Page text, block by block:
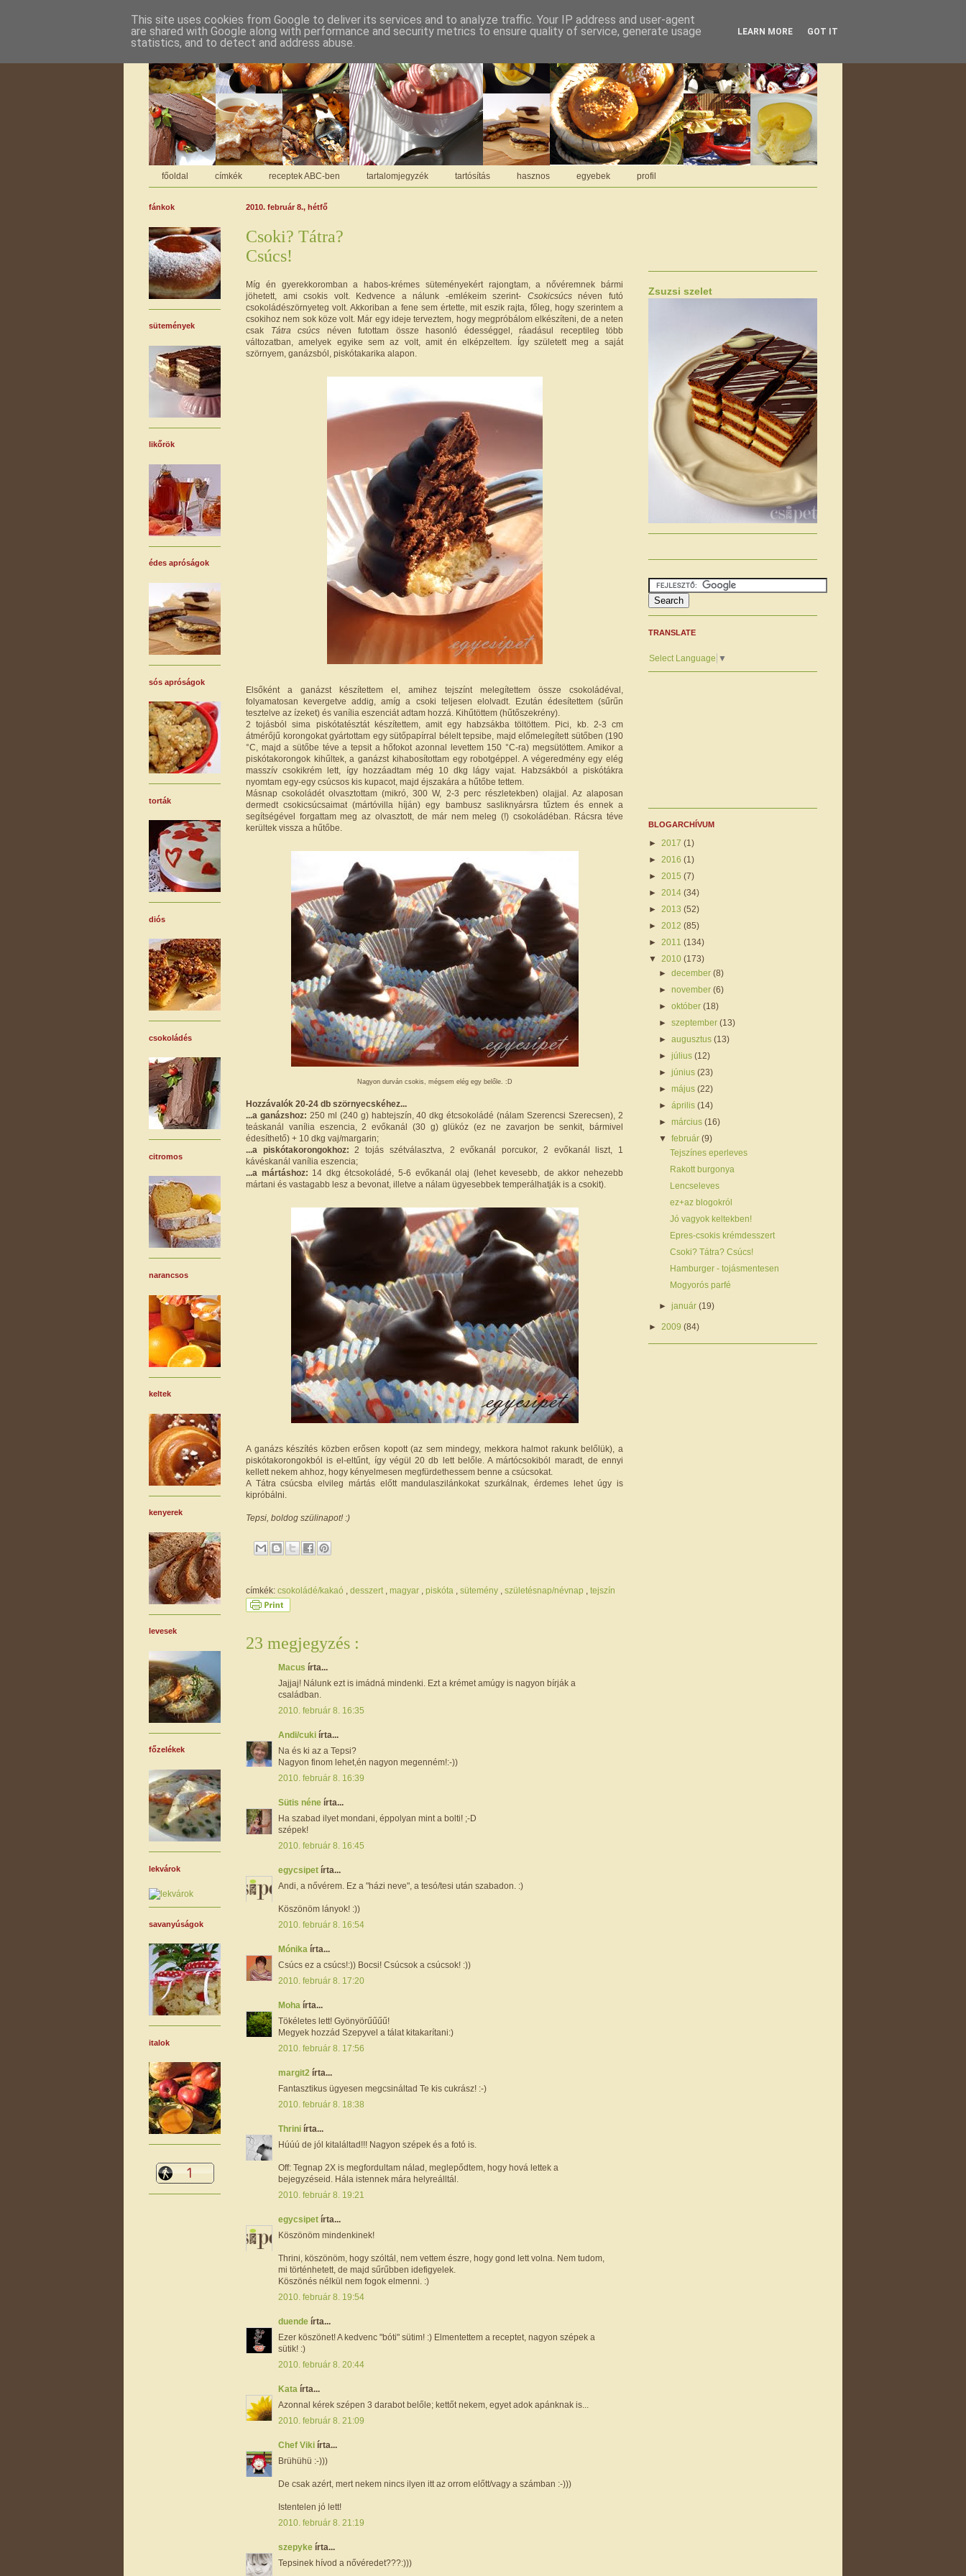
főoldal címkék receptek ABC-ben tartalomjegyzék tartósítás hasznos egyebek profil
2010. február 8., hétfő
Csoki? Tátra?
Csúcs!
Míg én gyerekkoromban a habos-krémes süteményekért rajongtam, a nővéremnek bármi
jöhetett, ami csokis volt. Kedvence a nálunk -emlékeim szerint- Csokicsúcsnéven futó
csokoládészörnyeteg volt. Akkoriban a fene sem értette, mit eszik rajta, főleg, hogy szerintem a
csokihoz nem sok köze volt. Már egy ideje terveztem, hogy megpróbálom elkészíteni, de a neten
csak
Tátra csúcs néven futottam össze hasonló édességgel, ráadásul receptileg több
változatban, amelyek egyike sem az volt, amit én elképzeltem. Így született meg a saját
szörnyem, ganázsból, piskótakarika alapon.
Elsőként a ganázst készítettem el, amihez tejszínt melegítettem össze csokoládéval,
folyamatosan kevergetve addig, amíg a csoki teljesen elolvadt. Ezután édesítettem (sűrűn
tesztelve az ízeket) és vanília eszenciát adtam hozzá. Kihűtöttem (hűtőszekrény).
2 tojásból sima piskótatésztát készítettem, amit egy habzsákba töltöttem. Pici, kb. 2-3 cm
átmérőjű korongokat gyártottam egy sütőpapírral bélelt tepsibe, majd előmelegített sütőben (190
°C, majd a sütőbe téve a tepsit a hőfokot azonnal levettem 150 °C-ra) megsütöttem. Amikor a
piskótakorongok kihűltek, a ganázst kihabosítottam egy robotgéppel. A végeredmény egy elég
masszív csokikrém lett, így hozzáadtam még 10 dkg lágy vajat. Habzsákból a piskótákra
nyomtam egy-egy csúcsos kis kupacot, majd éjszakára a hűtőbe tettem.
Másnap csokoládét olvasztottam (mikró, 300 W, 2-3 perc részletekben) olajjal. Az alaposan
dermedt csokicsúcsaimat (mártóvilla híján) egy bambusz sasliknyársra tűztem és ennek a
segítségével forgattam meg az olvasztott, de már nem meleg (!) csokoládéban. Rácsra téve
kerültek vissza a hűtőbe.
Nagyon durván csokis, mégsem elég egy belőle. :D
Hozzávalók 20-24 db szörnyecskéhez...
...a ganázshoz: 250 ml (240 g) habtejszín, 40 dkg étcsokoládé (nálam Szerencsi Szerecsen), 2
teáskanál vanília eszencia, 2 evőkanál (30 g) glükóz (ez ne zavarjon be senkit, bármivel
édesíthető) + 10 dkg vaj/margarin;
...a piskótakorongokhoz:2 tojás szétválasztva, 2 evőkanál porcukor, 2 evőkanál liszt, 1
kávéskanál vanília eszencia;
...a mártáshoz: 14 dkg étcsokoládé, 5-6 evőkanál olaj (lehet kevesebb, de akkor nehezebb
mártani és vastagabb lesz a bevonat, illetve a nálam ügyesebbek temperálhatják is a csokit).
A ganázs készítés közben erősen kopott (az sem mindegy, mekkora halmot rakunk belőlük), a
piskótakorongokból is el-eltűnt, így végül 20 db lett belőle. A mártócsokiból maradt, de ennyi
kellett nekem ahhoz, hogy kényelmesen megfürdethessem benne a csúcsokat.
A Tátra csúcsba elvileg mártás előtt mandulaszilánkokat szurkálnak, érdemes lehet úgy is
kipróbálni.
Tepsi, boldog szülinapot! :)
címkék: csokoládé/kakaó desszert magyar piskóta sütemény születésnap/névnap tejszín
23 megjegyzés :
Macus írta...
Jajjaj! Nálunk ezt is imádná mindenki. Ezt a krémet amúgy is nagyon bírják a
családban.
2010. február 8. 16:35
Andi/cuki írta...
Na és ki az a Tepsi?
Nagyon finom lehet,én nagyon megenném!:-))
2010. február 8. 16:39
Sütis néne írta...
Ha szabad ilyet mondani, éppolyan mint a bolti! ;-D
szépek!
2010. február 8. 16:45
egycsipet írta...
Andi, a nővérem. Ez a "házi neve", a tesó/tesi után szabadon. :)
Köszönöm lányok! :))
2010. február 8. 16:54
Mónika írta...
Csúcs ez a csúcs!:)) Bocsi! Csúcsok a csúcsok! :))
2010. február 8. 17:20
Moha írta...
Tökéletes lett! Gyönyörűűűű!
Megyek hozzád Szepyvel a tálat kitakarítani:)
2010. február 8. 17:56
margit2 írta...
Fantasztikus ügyesen megcsináltad Te kis cukrász! :-)
2010. február 8. 18:38
Thrini írta...
Húúú de jól kitaláltad!!! Nagyon szépek és a fotó is.
Off: Tegnap 2X is megfordultam nálad, meglepődtem, hogy hová lettek a
bejegyzéseid. Hála istennek mára helyreálltál.
2010. február 8. 19:21
egycsipet írta...
Köszönöm mindenkinek!
Thrini, köszönöm, hogy szóltál, nem vettem észre, hogy gond lett volna. Nem tudom,
mi történhetett, de majd sűrűbben idefigyelek.
Köszönés nélkül nem fogok elmenni. :)
2010. február 8. 19:54
duende írta...
Ezer köszönet! A kedvenc "bóti" sütim! :) Elmentettem a receptet, nagyon szépek a
sütik! :)
2010. február 8. 20:44
Kata írta...
Azonnal kérek szépen 3 darabot belőle; kettőt nekem, egyet adok apánknak is...
2010. február 8. 21:09
Chef Viki írta...
Brühühü :-)))
De csak azért, mert nekem nincs ilyen itt az orrom előtt/vagy a számban :-)))
Istentelen jó lett!
2010. február 8. 21:19
szepyke írta...
Tepsinek hívod a nővéredet???:)))
fánkok
sütemények
likőrök
édes apróságok
sós apróságok
torták
diós
csokoládés
citromos
narancsos
keltek
kenyerek
levesek
főzelékek
lekvárok
savanyúságok
italok
Zsuzsi szelet
TRANSLATE
Select Language ▼
BLOGARCHÍVUM
► 2017 (1)
► 2016 (1)
► 2015 (7)
► 2014 (34)
► 2013 (52)
► 2012 (85)
► 2011 (134)
▼ 2010 (173)
►december(8)
►november(6)
►október(18)
►szeptember(13)
►augusztus(13)
►július(12)
►június(23)
►május(22)
►április(14)
►március(16)
▼február(9)
Tejszínes eperleves
Rakott burgonya
Lencseleves
ez+az blogokról
Jó vagyok keltekben!
Epres-csokis krémdesszert
Csoki? Tátra? Csúcs!
Hamburger - tojásmentesen
Mogyorós parfé
►január(19)
► 2009 (84)
This site uses cookies from Google to deliver its services and to analyze traffic. Your IP address and user-agent
are shared with Google along with performance and security metrics to ensure quality of service, generate usage
statistics, and to detect and address abuse.
LEARN MORE GOT IT